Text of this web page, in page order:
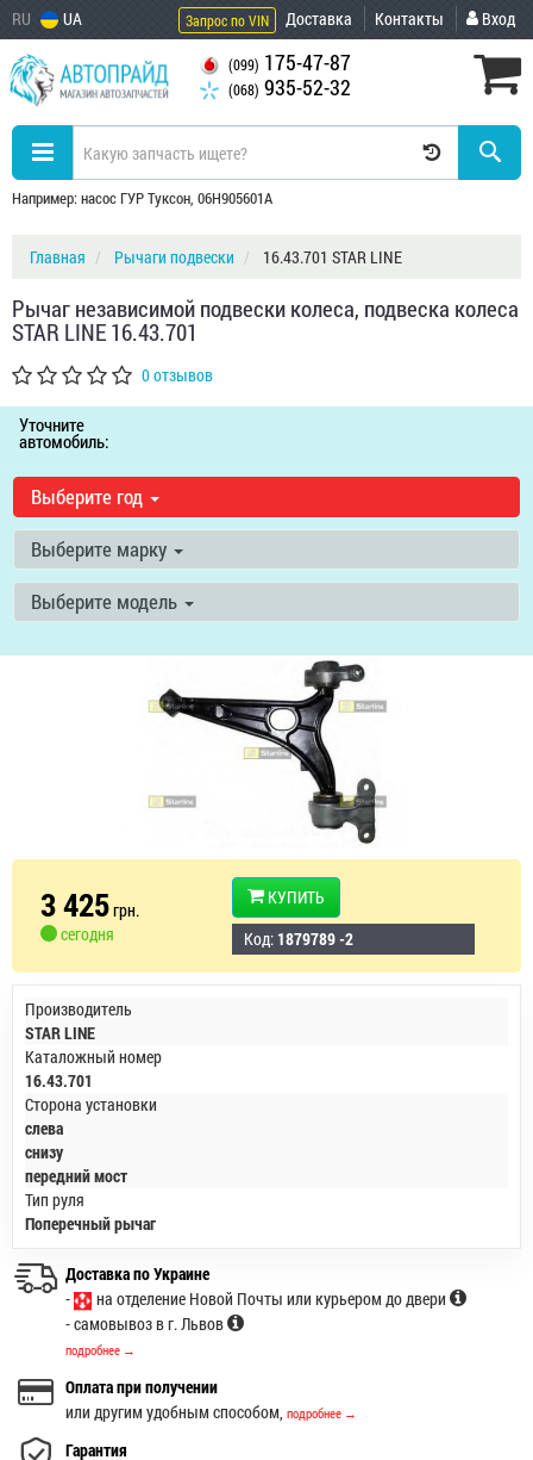
RU UA Запрос по VIN Доставка Контакты Вход
(099) 175-47-87
(068) 935-52-32
Например: насос ГУР Туксон, 06H905601A
Главная Рычаги подвески 16.43.701 STAR LINE
Рычаг независимой подвески колеса, подвеска колеса
STAR LINE 16.43.701
0 отзывов
Уточните
автомобиль:
Выберите год
Выберите марку
Выберите модель
3 425грн.
сегодня
КУПИТЬ
Код: 1879789 -2
Производитель
STAR LINE
Каталожный номер
16.43.701
Сторона установки
слева
снизу
передний мост
Тип руля
Поперечный рычаг
Доставка по Украине
-
на отделение Новой Почты или курьером до двери
- самовывоз в г. Львов
подробнее →
Оплата при получении
или другим удобным способом, подробнее →
Гарантия